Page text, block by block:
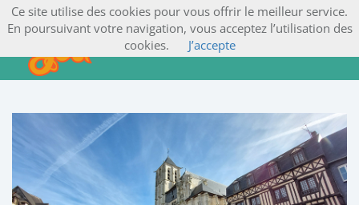
Ce site utilise des cookies pour vous offrir le meilleur service.
En poursuivant votre navigation, vous acceptez l’utilisation des
cookies.
J’accepte